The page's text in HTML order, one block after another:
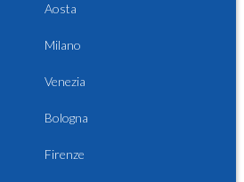
Aosta
Milano
Venezia
Bologna
Firenze